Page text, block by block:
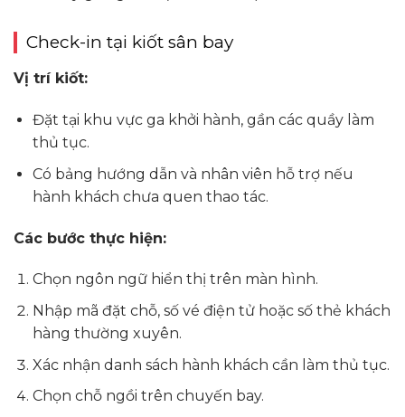
Check-in tại kiốt sân bay
Vị trí kiốt:
Đặt tại khu vực ga khởi hành, gần các quầy làm
thủ tục.
Có bảng hướng dẫn và nhân viên hỗ trợ nếu
hành khách chưa quen thao tác.
Các bước thực hiện:
Chọn ngôn ngữ hiển thị trên màn hình.
Nhập mã đặt chỗ, số vé điện tử hoặc số thẻ khách
hàng thường xuyên.
Xác nhận danh sách hành khách cần làm thủ tục.
Chọn chỗ ngồi trên chuyến bay.